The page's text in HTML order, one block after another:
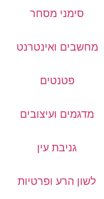
סימני מסחר
מחשבים ואינטרנט
פטנטים
מדגמים ועיצובים
גניבת עין
לשון הרע ופרטיות